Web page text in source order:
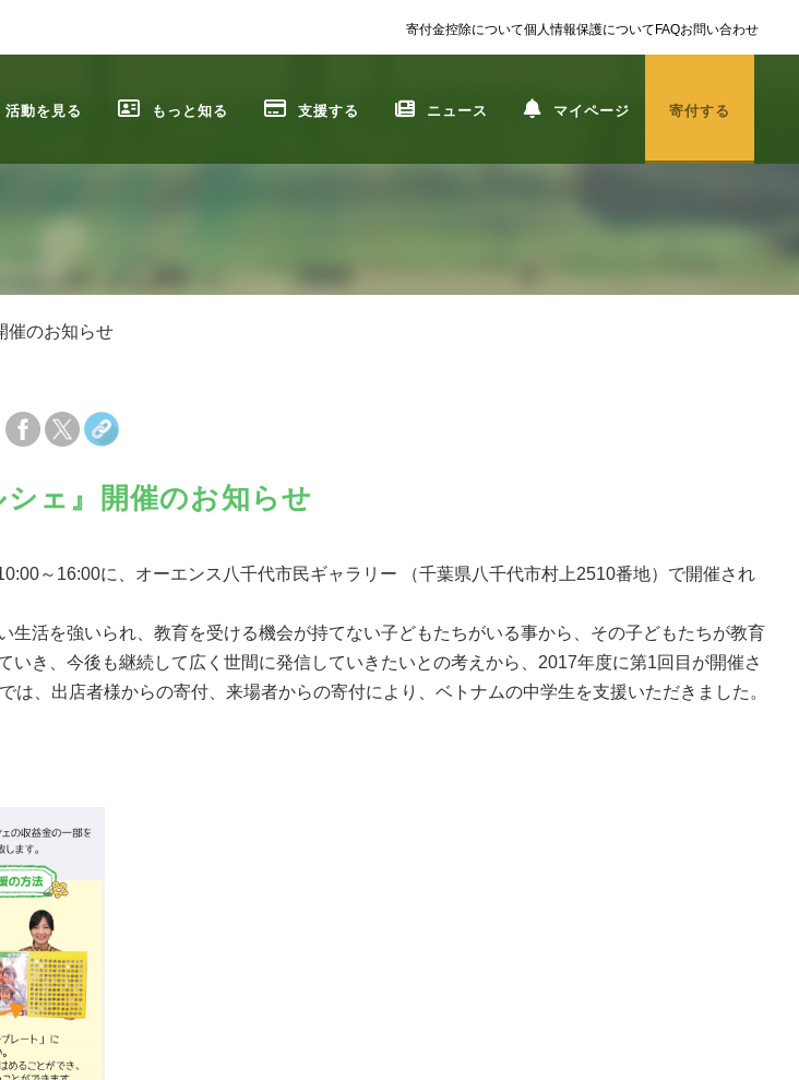
寄付金控除について個人情報保護についてFAQお問い合わせ
活動を見る もっと知る 支援する ニュース マイページ 寄付する
催のお知らせ
ェ』開催のお知らせ
～16:00に、オーエンス八千代市民ギャラリー （千葉県八千代市村上2510番地）で開催され
生活を強いられ、教育を受ける機会が持てない子どもたちがいる事から、その子どもたちが教育
き、今後も継続して広く世間に発信していきたいとの考えから、2017年度に第1回目が開催さ
、出店者様からの寄付、来場者からの寄付により、ベトナムの中学生を支援いただきました。